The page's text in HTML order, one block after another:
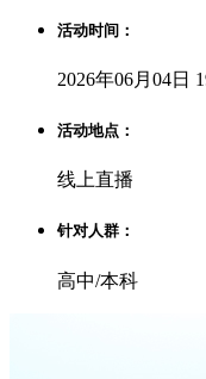
活动时间：
2026年06月04日
活动地点：
线上直播
针对人群：
高中/本科